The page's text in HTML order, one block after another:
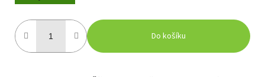
Do košíku